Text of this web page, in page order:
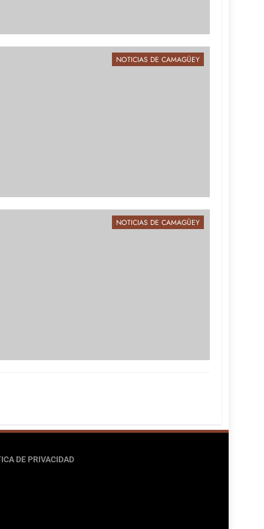
NOTICIAS DE CAMAGÜEY
NOTICIAS DE CAMAGÜEY
DE PRIVACIDAD